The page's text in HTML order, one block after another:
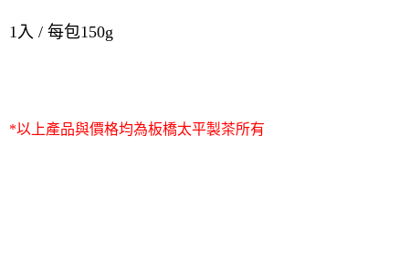
1入 / 每包150g
*以上產品與價格均為板橋太平製茶所有